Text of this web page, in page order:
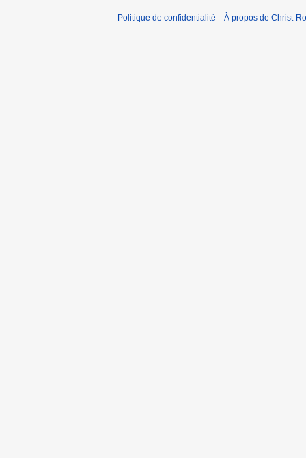
Politique de confidentialité À propos de Christ-